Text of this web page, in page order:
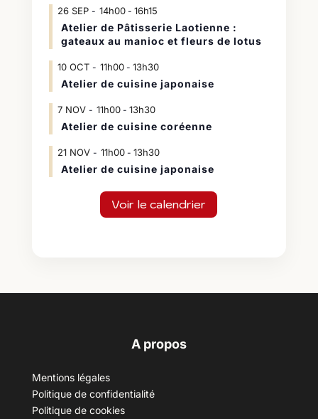
26 SEP 14h00- 16h15
Atelier de Pâtisserie Laotienne :
gateaux au manioc et fleurs de lotus
10 OCT 11h00- 13h30
Atelier de cuisine japonaise
7 NOV 11h00- 13h30
Atelier de cuisine coréenne
21 NOV 11h00- 13h30
Atelier de cuisine japonaise
Voir le calendrier
A propos
Mentions légales
Politique de confidentialité
Politique de cookies